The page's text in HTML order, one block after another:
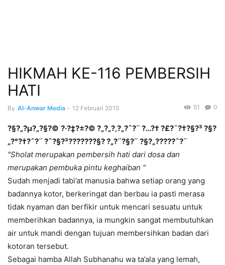
HIKMAH KE-116 PEMBERSIH
HATI
By Al-Anwar Media - 12 Februari 2010 0
51
?§?„?µ?„?§?© ?·?‡?±?© ?„?„?‚?„?ˆ?¨ ?…?† ?£?¯?†?§?³ ?§?
„?°?†?ˆ?¨ ?ˆ?§?³???????§?­ ?„?¨?§?¨ ?§?„?????ˆ?¨
"Sholat merupakan pembersih hati dari dosa dan
merupakan pembuka pintu keghaiban "
Sudah menjadi tabi’at manusia bahwa setiap orang yang
badannya kotor, berkeringat dan berbau ia pasti merasa
tidak nyaman dan berfikir untuk mencari sesuatu untuk
memberihkan badannya, ia mungkin sangat membutuhkan
air untuk mandi dengan tujuan membersihkan badan dari
kotoran tersebut.
Sebagai hamba Allah Subhanahu wa ta’ala yang lemah,